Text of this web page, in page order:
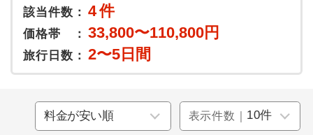
該当件数： 4件
価格帯 ： 33,800〜110,800円
旅行日数： 2〜5日間
表示件数｜